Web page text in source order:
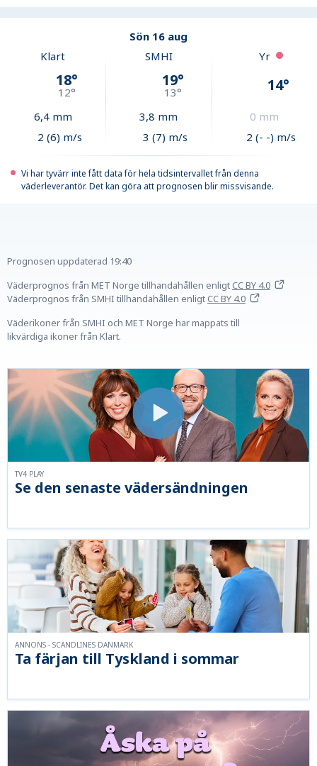
Sön 16 aug
Klart
18°
12°
6,4mm
2 (6) m/s
SMHI
19°
13°
3,8 mm
3 (7) m/s
Yr
14°
0 mm
2 (- -) m/s
Vi har tyvärr inte fått data för hela tidsintervallet från denna
väderleverantör. Det kan göra att prognosen blir missvisande.
Prognosen uppdaterad 19:40
Väderprognos från MET Norge tillhandahållen enligtCC BY 4.0
Väderprognos från SMHI tillhandahållen enligtCC BY 4.0
Väderikoner från SMHI och MET Norge har mappats till
likvärdiga ikoner från Klart.
Se den senaste vädersändningen
TV4 PLAY
Ta färjan till Tyskland i sommar
ANNONS - SCANDLINES DANMARK